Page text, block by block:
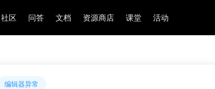
社区 问答 文档 资源商店 课堂 活动
编辑器异常